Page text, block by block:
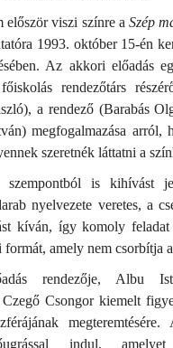
először viszi színre a Szép
1993. október 15-én
Az akkori előadás
rendezőtárs
a rendező (Barabás
megfogalmazása arról,
szeretnék láttatni a
is kihívást
nyelvezete veretes, a
kíván, így komoly
formát, amely nem csorbítja
rendezője, Albu
Czegő Csongor kiemelt
indul,